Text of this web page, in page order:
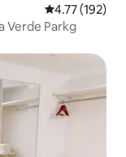
5 पैकी 4.77
4.77 (192)
Verde Parkg